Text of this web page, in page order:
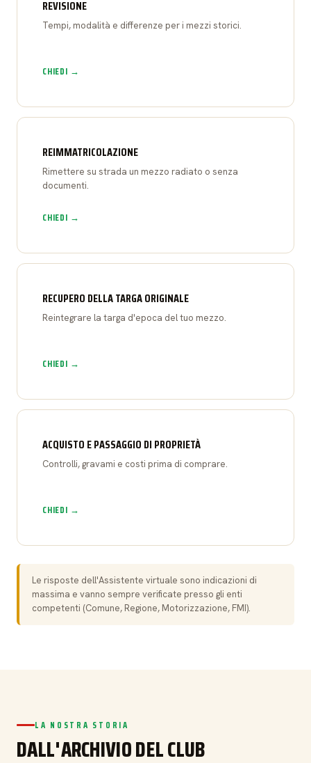
REVISIONE
Tempi, modalità e differenze per i mezzi storici.
CHIEDI →
REIMMATRICOLAZIONE
Rimettere su strada un mezzo radiato o senza
documenti.
CHIEDI →
RECUPERO DELLA TARGA ORIGINALE
Reintegrare la targa d'epoca del tuo mezzo.
CHIEDI →
ACQUISTO E PASSAGGIO DI PROPRIETÀ
Controlli, gravami e costi prima di comprare.
CHIEDI →
Le risposte dell'Assistente virtuale sono indicazioni di
massima e vanno sempre verificate presso gli enti
competenti (Comune, Regione, Motorizzazione, FMI).
LA NOSTRA STORIA
DALL'ARCHIVIO DEL CLUB